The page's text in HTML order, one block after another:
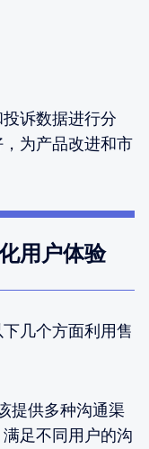
诉数据进行分
为产品改进和市
用户体验
几个方面利用售
提供多种沟通渠
足不同用户的沟